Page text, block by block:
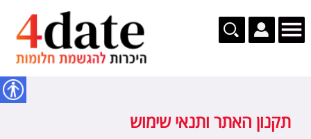
תקנון האתר ותנאי שימוש